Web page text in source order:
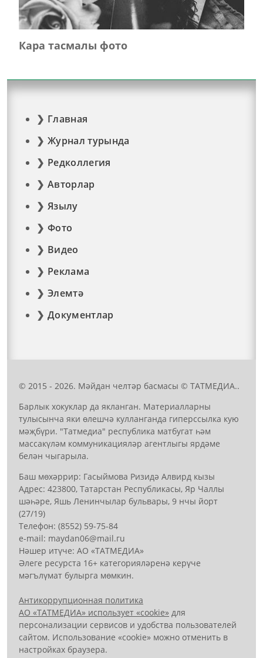
Кара тасмалы фото
Главная
Журнал турында
Редколлегия
Авторлар
Язылу
Фото
Видео
Реклама
Элемтә
Документлар
© 2015 - 2026. Мәйдан челтәр басмасы © ТАТМЕДИА..
Барлык хокуклар да якланган. Материалларны
тулысынча яки өлешчә кулланганда гиперссылка кую
мәҗбүри. "Татмедиа" республика матбугат һәм
массакүләм коммуникацияләр агентлыгы ярдәме
белән чыгарыла.
Баш мөхәррир: Гасыймова Ризидә Алвирд кызы
Адрес: 423800, Татарстан Республикасы, Яр Чаллы
шәһәре, Яшь Ленинчылар бульвары, 9 нчы йорт
(27/19)
Телефон: (8552) 59-75-84
е-mail: mауdаn06@mail.гu
Нәшер итүче: АО «ТАТМЕДИА»
Әлеге ресурста 16+ категорияләренә керүче
мәгълүмат булырга мөмкин.
Антикоррупционная политика
АО «ТАТМЕДИА» использует «cookie» для
персонализации сервисов и удобства пользователей
сайтом. Использование «cookie» можно отменить в
настройках браузера.